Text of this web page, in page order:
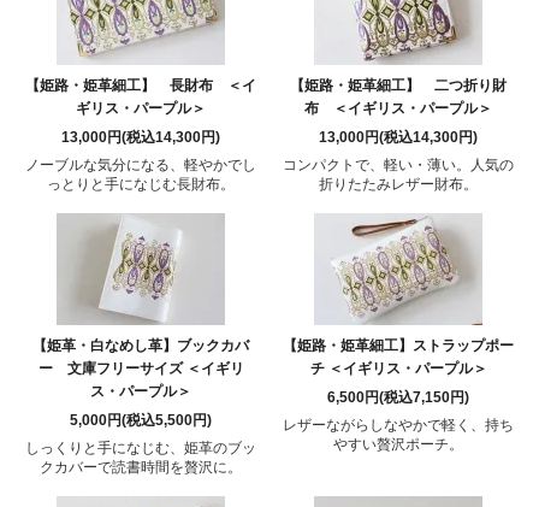
【姫路・姫革細工】 長財布 ＜イ
ギリス・パープル＞
13,000円(税込14,300円)
ノーブルな気分になる、軽やかでし
っとりと手になじむ長財布。
【姫路・姫革細工】 二つ折り財
布 ＜イギリス・パープル＞
13,000円(税込14,300円)
コンパクトで、軽い・薄い。人気の
折りたたみレザー財布。
【姫革・白なめし革】ブックカバ
ー 文庫フリーサイズ ＜イギリ
ス・パープル＞
5,000円(税込5,500円)
しっくりと手になじむ、姫革のブッ
クカバーで読書時間を贅沢に。
【姫路・姫革細工】ストラップポー
チ ＜イギリス・パープル＞
6,500円(税込7,150円)
レザーながらしなやかで軽く、持ち
やすい贅沢ポーチ。